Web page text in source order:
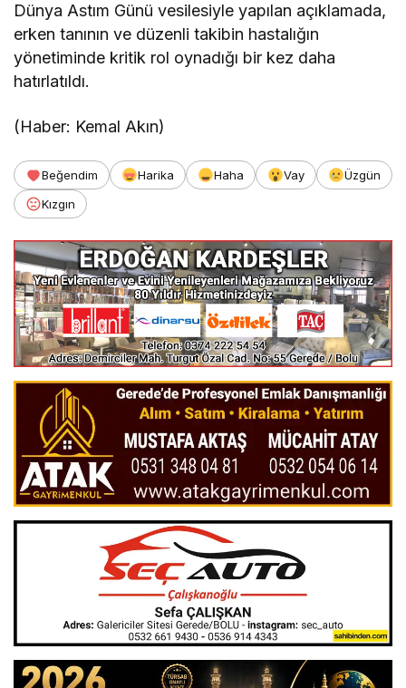
Dünya Astım Günü vesilesiyle yapılan açıklamada,
erken tanının ve düzenli takibin hastalığın
yönetiminde kritik rol oynadığı bir kez daha
hatırlatıldı.
(Haber: Kemal Akın)
Beğendim Harika Haha Vay
Üzgün
Kızgın